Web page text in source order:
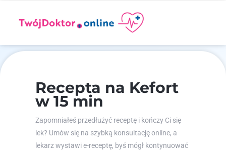
Recepta na Kefort
w 15 min
Zapomniałeś przedłużyć receptę i kończy Ci się
lek? Umów się na szybką konsultację online, a
lekarz wystawi e-receptę, byś mógł kontynuować